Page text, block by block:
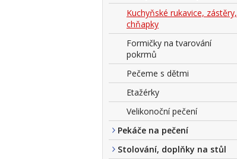
Kuchyňské rukavice, zástěry,
chňapky
Formičky na tvarování
pokrmů
Pečeme s dětmi
Etažérky
Velikonoční pečení
Pekáče na pečení
Stolování, doplňky na stůl